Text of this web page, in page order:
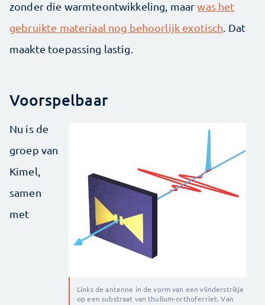
zonder die warmteontwikkeling, maarwas het
gebruikte materiaal nog behoorlijk exotisch . Dat
maakte toepassing lastig.
Voorspelbaar
Links de antenne in de vorm van een vlinderstrikje
op een substraat van thulium-orthoferriet. Van
Nu is de
groep van
Kimel,
samen
met